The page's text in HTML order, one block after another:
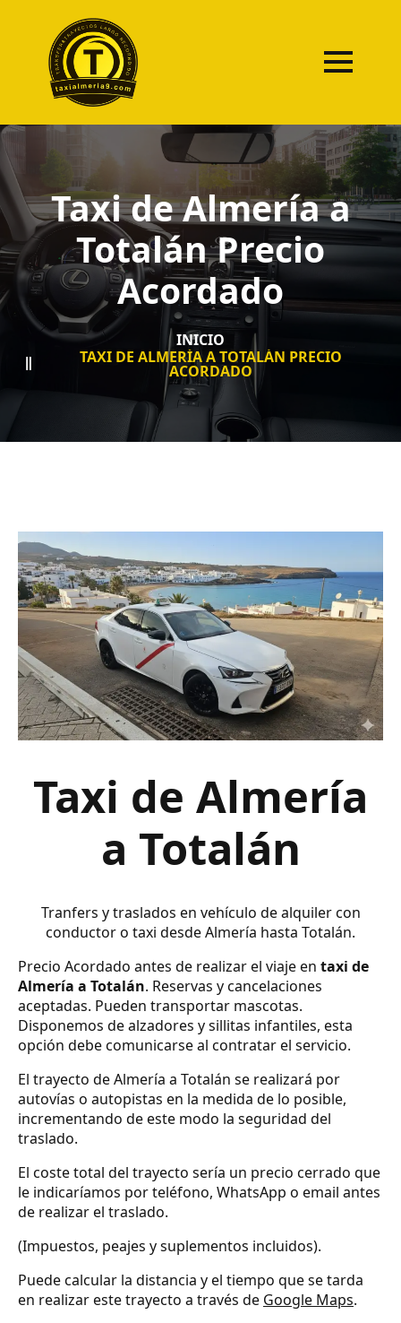
Taxi de Almería a
Totalán Precio
Acordado
INICIO
TAXI DE ALMERÍA A TOTALÁN PRECIO
ACORDADO
Taxi de Almería
a Totalán
Tranfers y traslados en vehículo de alquiler con
conductor o taxi desde Almería hasta Totalán.
Precio Acordado antes de realizar el viaje en taxi de
Almería a Totalán. Reservas y cancelaciones
aceptadas. Pueden transportar mascotas.
Disponemos de alzadores y sillitas infantiles, esta
opción debe comunicarse al contratar el servicio.
El trayecto de Almería a Totalán se realizará por
autovías o autopistas en la medida de lo posible,
incrementando de este modo la seguridad del
traslado.
El coste total del trayecto sería un precio cerrado que
le indicaríamos por teléfono, WhatsApp o email antes
de realizar el traslado.
(Impuestos, peajes y suplementos incluidos).
Puede calcular la distancia y el tiempo que se tarda
en realizar este trayecto a través de Google Maps.